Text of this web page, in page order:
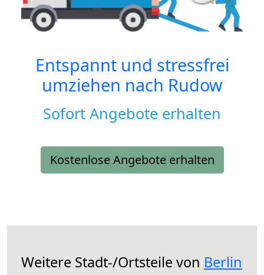
Entspannt und stressfrei
umziehen nach Rudow
Sofort Angebote erhalten
Kostenlose Angebote erhalten
Weitere Stadt-/Ortsteile von Berlin